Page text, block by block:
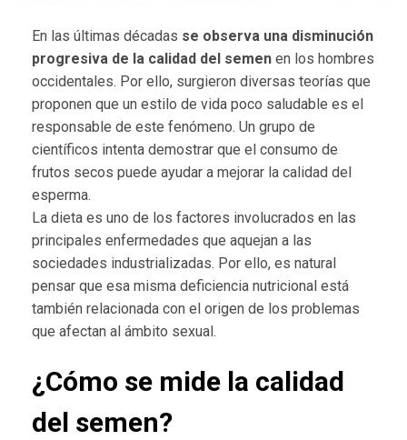
En las últimas décadas se observa una disminución
progresiva de la calidad del semen en los hombres
occidentales. Por ello, surgieron diversas teorías que
proponen que un estilo de vida poco saludable es el
responsable de este fenómeno. Un grupo de
científicos intenta demostrar que el consumo de
frutos secos puede ayudar a mejorar la calidad del
esperma.
La dieta es uno de los factores involucrados en las
principales enfermedades que aquejan a las
sociedades industrializadas. Por ello, es natural
pensar que esa misma deficiencia nutricional está
también relacionada con el origen de los problemas
que afectan al ámbito sexual.
¿Cómo se mide la calidad
del semen?